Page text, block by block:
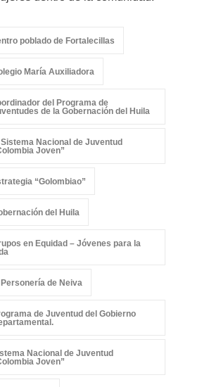
poblado de Fortalecillas
María Auxiliadora
del Programa de
de la Gobernación del Huila
Nacional de Juventud
Joven”
“Golombiao”
del Huila
en Equidad – Jóvenes para la
Personería de Neiva
de Juventud del Gobierno
Nacional de Juventud
Joven”